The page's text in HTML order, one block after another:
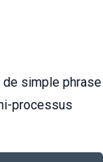
simple phrase
processus